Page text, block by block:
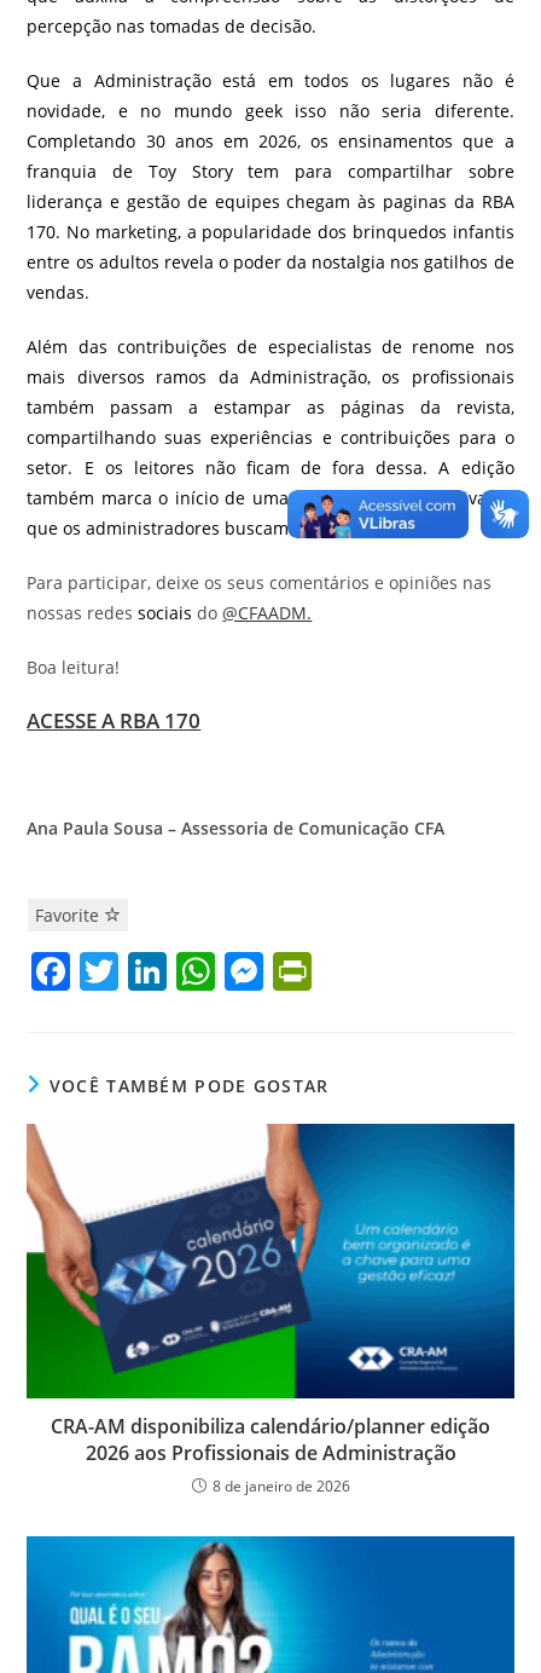
percepção nas tomadas de decisão.
Que a Administração está em todos os lugares não é
novidade, e no mundo geek isso não seria diferente.
Completando 30 anos em 2026, os ensinamentos que a
franquia de Toy Story tem para compartilhar sobre
liderança e gestão de equipes chegam às paginas da RBA
170. No marketing, a popularidade dos brinquedos infantis
entre os adultos revela o poder da nostalgia nos gatilhos de
vendas.
Além das contribuições de especialistas de renome nos
mais diversos ramos da Administração, os profissionais
também passam a estampar as páginas da revista,
compartilhando suas experiências e contribuições para o
setor. E os leitores não ficam de fora dessa. A edição
também marca o início de uma contribuição mais ativa do
que os administradores buscam ver na RBA.
Para participar, deixe os seus comentários e opiniões nas
nossas redessociais do@CFAADM.
Boa leitura!
ACESSE A RBA 170
Ana Paula Sousa – Assessoria de Comunicação CFA
Favorite
F
e
o
k
T
er
Li
e
W
s
p
p
M
e
n
g
er
ri
e
n
dl
y
VOCÊ TAMBÉM PODE GOSTAR
CRA-AM disponibiliza calendário/planner edição
2026 aos Profissionais de Administração
8 de janeiro de 2026